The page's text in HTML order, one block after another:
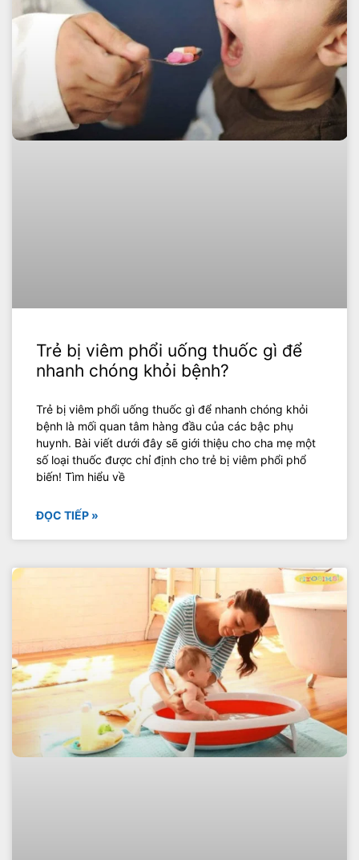
Trẻ bị viêm phổi uống thuốc gì để
nhanh chóng khỏi bệnh?
Trẻ bị viêm phổi uống thuốc gì để nhanh chóng khỏi
bệnh là mối quan tâm hàng đầu của các bậc phụ
huynh. Bài viết dưới đây sẽ giới thiệu cho cha mẹ một
số loại thuốc được chỉ định cho trẻ bị viêm phổi phổ
biến! Tìm hiểu về
ĐỌC TIẾP »